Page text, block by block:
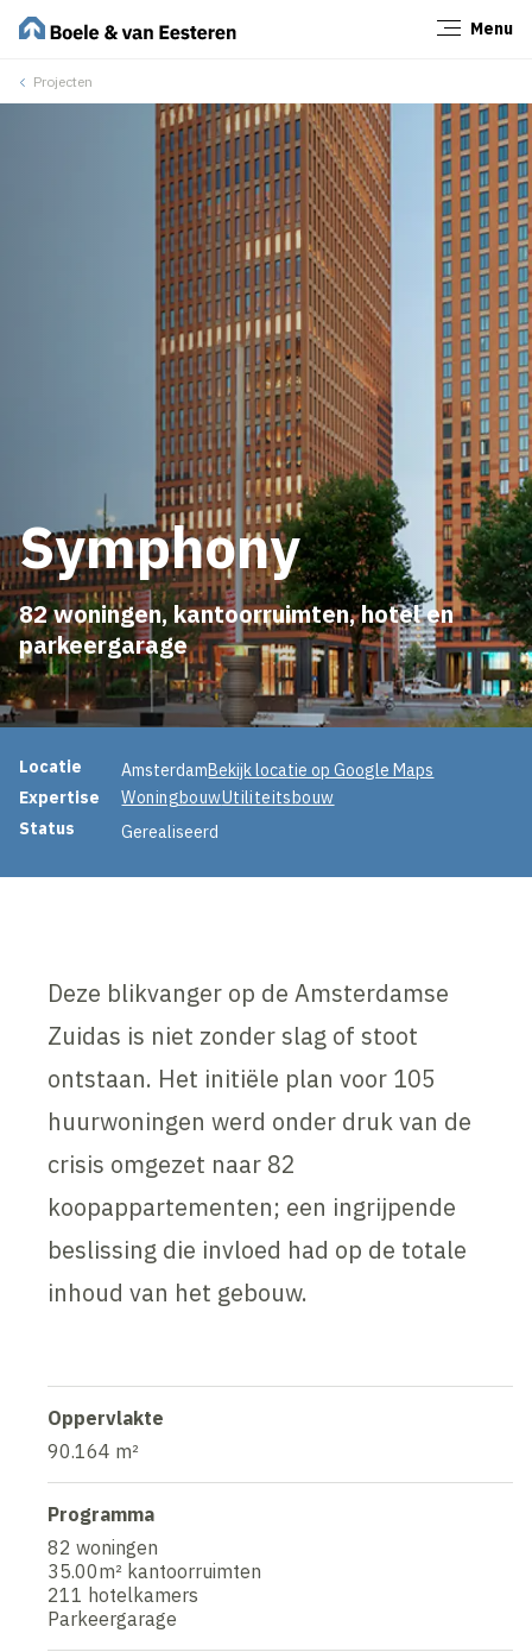
Menu
Projecten
Symphony
82 woningen, kantoorruimten, hotel en
parkeergarage
Projectinformatie
Locatie AmsterdamBekijk locatie op Google Maps
Expertise
WoningbouwUtiliteitsbouw
Status
Gerealiseerd
Deze blikvanger op de Amsterdamse
Zuidas is niet zonder slag of stoot
ontstaan. Het initiële plan voor 105
huurwoningen werd onder druk van de
crisis omgezet naar 82
koopappartementen; een ingrijpende
beslissing die invloed had op de totale
inhoud van het gebouw.
Oppervlakte
90.164 m²
Programma
82 woningen
35.00m² kantoorruimten
211 hotelkamers
Parkeergarage
Sluiten